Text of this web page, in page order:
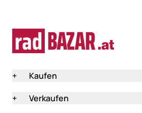
+
Kaufen
+
Verkaufen